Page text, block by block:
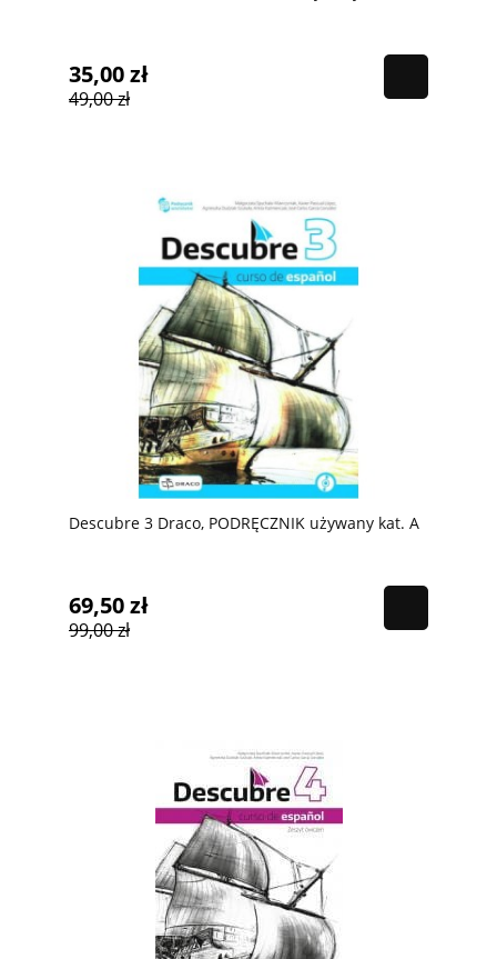
35,00 zł
49,00 zł
Descubre 3 Draco, PODRĘCZNIK używany kat. A
69,50 zł
99,00 zł